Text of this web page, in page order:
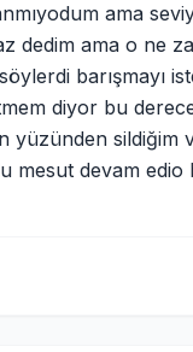
ama
dedim ama o ne
barışmayı
diyor bu
sildiğim
mesut devam